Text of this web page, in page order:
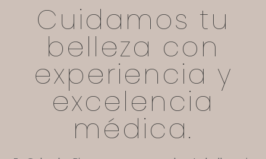
Cuidamos tu
belleza con
experiencia y
excelencia
médica.